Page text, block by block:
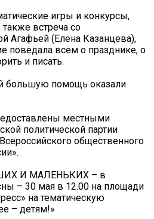
игры и конкурсы,
встреча со
Агафьей (Елена Казанцева),
поведала всем о празднике, о
и писать.
большую помощь оказали
местными
политической партии
общественного
И МАЛЕНЬКИХ – в
– 30 мая в 12.00 на площади
на тематическую
– детям!»